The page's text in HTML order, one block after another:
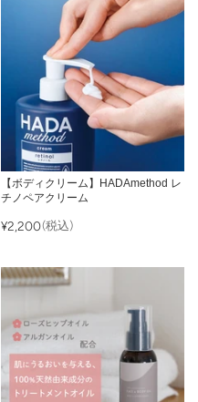
【ボディクリーム】HADAmethod レ
チノペアクリーム
¥2,200(税込)